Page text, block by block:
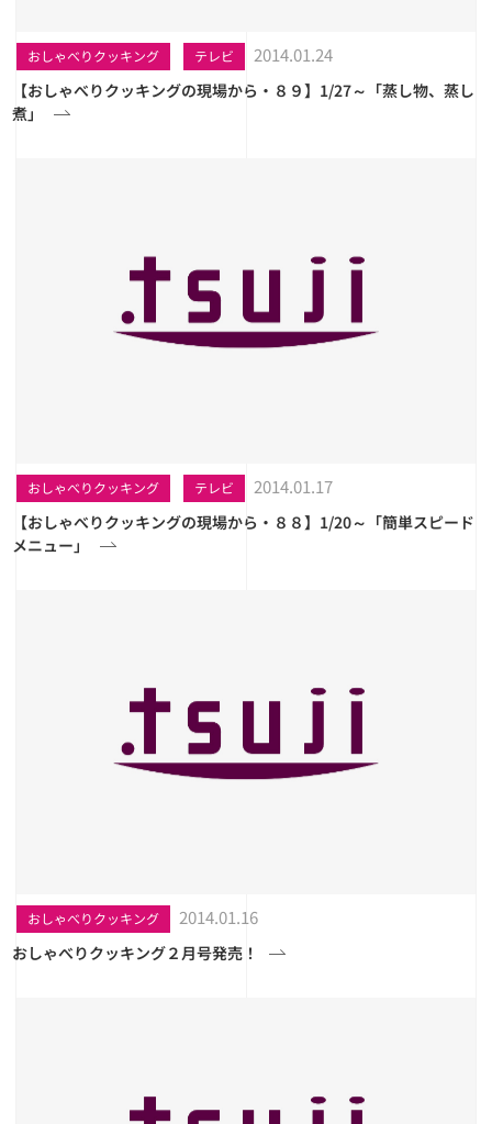
おしゃべりクッキング テレビ 2014.01.24
【おしゃべりクッキングの現場から・８９】1/27～「蒸し物、蒸し
煮」
おしゃべりクッキング テレビ 2014.01.17
【おしゃべりクッキングの現場から・８８】1/20～「簡単スピード
メニュー」
おしゃべりクッキング 2014.01.16
おしゃべりクッキング２月号発売！